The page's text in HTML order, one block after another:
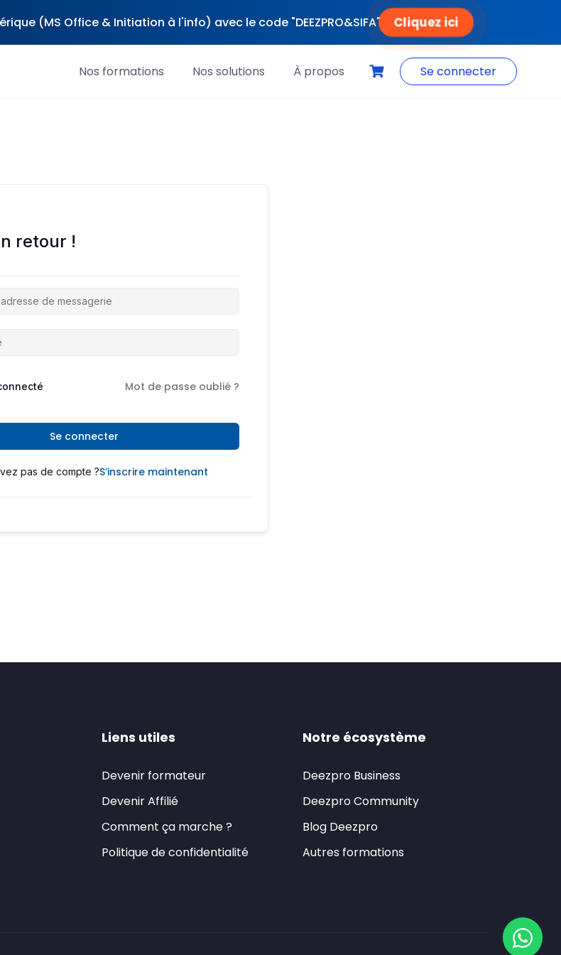
(MS Office & Initiation à l'info) avec le code "DEEZPRO&SIFA" Cliquez ici
Nos formations Nos solutions À propos Se connecter
retour !
Mot de passe oublié ?
Se connecter
pas de compte ?S’inscrire maintenant
Liens utiles
Devenir formateur
Devenir Affilié
Comment ça marche ?
Politique de confidentialité
Notre écosystème
Deezpro Business
Deezpro Community
Blog Deezpro
Autres formations